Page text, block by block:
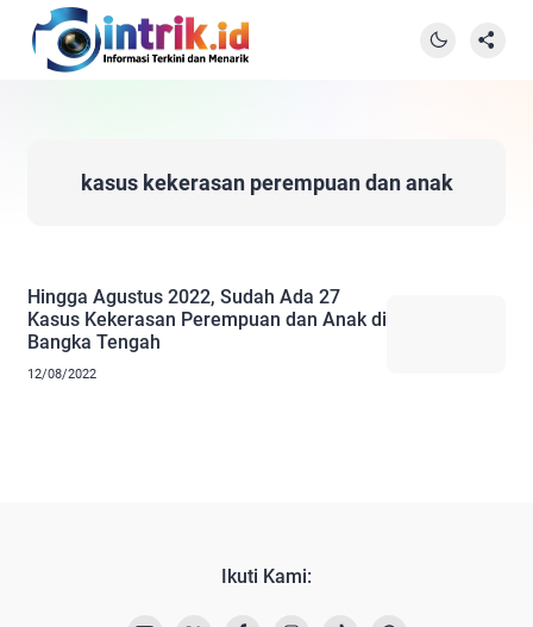
kasus kekerasan perempuan dan anak
Hingga Agustus 2022, Sudah Ada 27
Kasus Kekerasan Perempuan dan Anak di
Bangka Tengah
12/08/2022
Ikuti Kami: